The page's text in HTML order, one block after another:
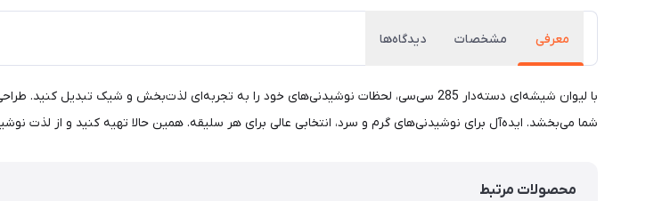
معرفی مشخصات دیدگاه‌ها
با لیوان شیشه‌ای دسته‌دار 285 سی‌سی، لحظات نوشیدنی‌های خود را به تجربه‌ای لذت‌بخش و شیک
شما می‌بخشد. ایده‌آل برای نوشیدنی‌های گرم و سرد، انتخابی عالی برای هر سلیقه. همین حالا تهیه کنید و از لذت
محصولات مرتبط